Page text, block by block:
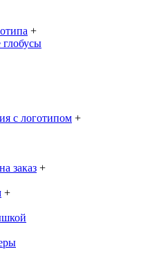
+
с логотипом +
заказ +
+